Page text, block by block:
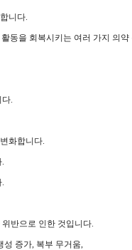
니다.
동을 회복시키는 여러 가지 의
.
화합니다.
반으로 인한 것입니다.
성 증가, 복부 무거움,